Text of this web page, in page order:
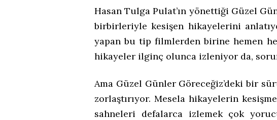
Hasan Tulga Pulat’ın yönettiği Güzel
birbirleriyle kesişen hikayelerini
yapan bu tip filmlerden birine hemen
hikayeler ilginç olunca izleniyor da,
Ama Güzel Günler Göreceğiz’deki bir
zorlaştırıyor. Mesela hikayelerin
sahneleri defalarca izlemek çok